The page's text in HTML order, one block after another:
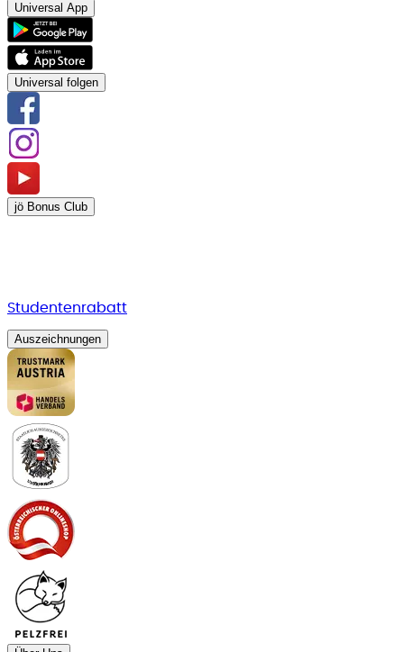
Universal App
Universal folgen
jö Bonus Club
Studentenrabatt
Auszeichnungen